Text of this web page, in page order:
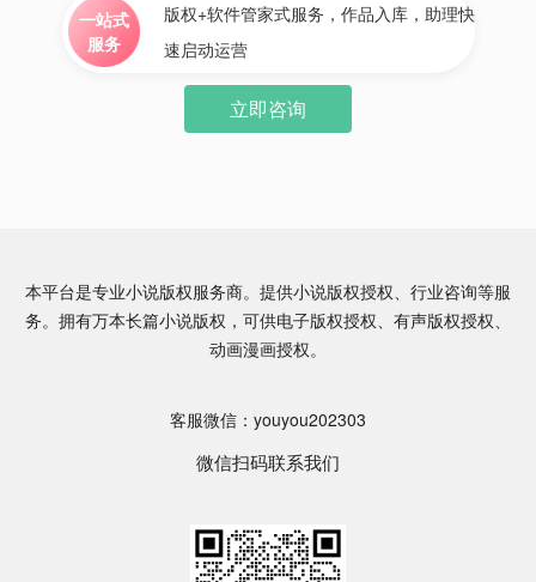
一站式
服务
版权+软件管家式服务，作品入库，助理快
速启动运营
立即咨询
本平台是专业小说版权服务商。提供小说版权授权、行业咨询等服
务。拥有万本长篇小说版权，可供电子版权授权、有声版权授权、
动画漫画授权。
客服微信：youyou202303
微信扫码联系我们